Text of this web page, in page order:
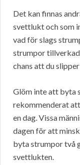
Det kan finnas
svettlukt och som
vad för slags
strumpor
chans att du
Glöm inte att byta
rekommenderat
en dag. Vissa
dagen för att
byta strumpor två
svettlukten.